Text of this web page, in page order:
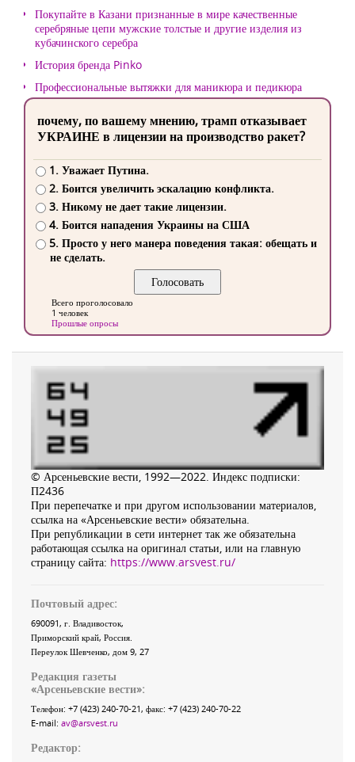
Покупайте в Казани признанные в мире качественные
серебряные цепи мужские толстые и другие изделия из
кубачинского серебра
История бренда Pinko
Профессиональные вытяжки для маникюра и педикюра
почему, по вашему мнению, трамп отказывает
УКРАИНЕ в лицензии на производство ракет?
1. Уважает Путина.
2. Боится увеличить эскалацию конфликта.
3. Никому не дает такие лицензии.
4. Боится нападения Украины на США
5. Просто у него манера поведения такая: обещать и
не сделать.
Всего проголосовало
1 человек
Прошлые опросы
© Арсеньевские вести, 1992—2022. Индекс подписки:
П2436
При перепечатке и при другом использовании материалов,
ссылка на «Арсеньевские вести» обязательна.
При републикации в сети интернет так же обязательна
работающая ссылка на оригинал статьи, или на главную
страницу сайта: https://www.arsvest.ru/
Почтовый адрес:
690091, г. Владивосток,
Приморский край, Россия
Переулок Шевченко, дом 9, 27
Редакция газеты
«Арсеньевские вести»:
Телефон: +7 (423) 240-70-21, факс: +7 (423) 240-70-22
E-mail: av@arsvest.ru
Редактор: